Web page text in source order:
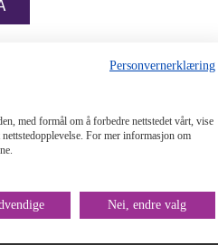
Sunne,
Lenker:
LHL - startsiden
Personvernerklæring
med formål om å forbedre nettstedet vårt, vise
For mer informasjon om
Nei, endre valg